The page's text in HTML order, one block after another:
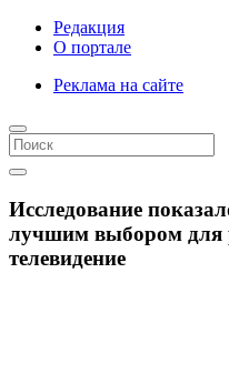
Редакция
О портале
Реклама на сайте
Исследование
лучшим выбором для
телевидение